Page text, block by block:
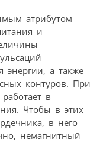
атрибутом
и
энергии, а также
контуров. При
в
Чтобы в этих
в него
немагнитный